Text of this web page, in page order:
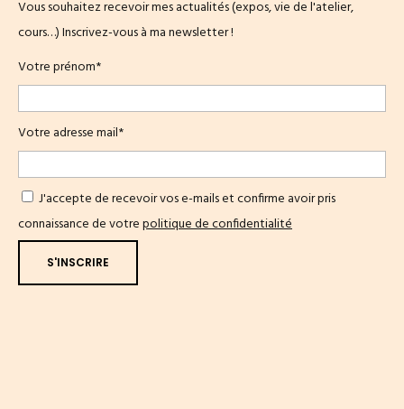
Vous souhaitez recevoir mes actualités (expos, vie de l'atelier,
cours…) Inscrivez-vous à ma newsletter !
Votre prénom*
Votre adresse mail*
J'accepte de recevoir vos e-mails et confirme avoir pris
connaissance de votrepolitique de confidentialité